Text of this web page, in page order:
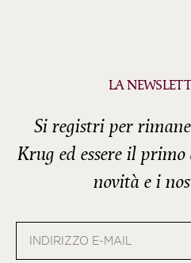
LA
Si registri per
Krug ed essere il primo
novità e i